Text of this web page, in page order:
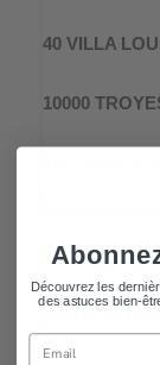
40 VILLA
10000
BRAIN
Découvrez les
des astuces bien-
Email